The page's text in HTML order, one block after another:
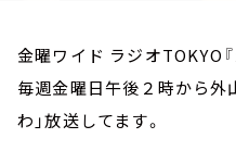
金曜ワイド ラジオTOKYO『
毎週金曜日午後２時から外
わ」放送してます。